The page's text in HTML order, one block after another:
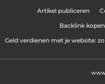
Artikel publiceren
Backlink
Geld verdienen met je website: